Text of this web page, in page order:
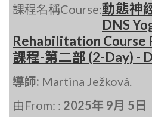
課程名稱Course:動態神
DNS
Rehabilitation Course
課程-第二部 (2-Day) -
導師: Martina Ježková.
由From: : 2025年 9月 5日